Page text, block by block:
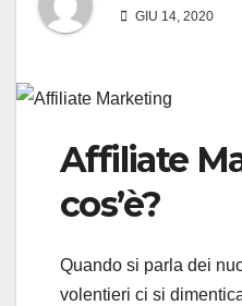
GIU 14, 2020
Affiliate
cos’è?
Quando si parla dei
volentieri ci si